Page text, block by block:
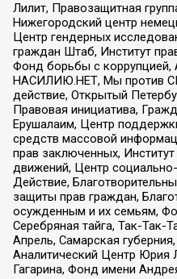
Лилит, Правозащитная
Нижегородский центр
Центр гендерных
граждан Штаб, Институт
Фонд борьбы с коррупцией,
НАСИЛИЮ.НЕТ, Мы против
действие, Открытый
Правовая инициатива,
Ерушалаим, Центр
средств массовой
прав заключенных,
движений, Центр
Действие,
защиты прав граждан,
осужденным и их семьям,
Серебряная тайга, Так-Так-
Апрель, Самарская
Аналитический Центр Юрия
Гагарина, Фонд имени